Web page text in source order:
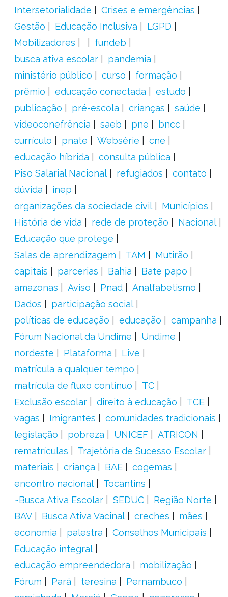
Intersetorialidade
Crises e emergências
Gestão
Educação Inclusiva
LGPD
Mobilizadores
fundeb
busca ativa escolar
pandemia
ministério público
curso
formação
prêmio
educação conectada
estudo
publicação
pré-escola crianças
saúde
videoconefrência
saeb pne
bncc
currículo
pnate Websérie
cne
educação híbrida
consulta pública
Piso Salarial Nacional
refugiados
contato
dúvida
inep
organizações da sociedade civil
Municípios
História de vida
rede de proteção
Nacional
Educação que protege
Salas de aprendizagem
TAM
Mutirão
capitais
parcerias Bahia
Bate papo
amazonas
Aviso Pnad
Analfabetismo
Dados
participação social
políticas de educação
educação
campanha
Fórum Nacional da Undime
Undime
nordeste
Plataforma
Live
matrícula a qualquer tempo
matrícula de fluxo contínuo
TC
Exclusão escolar
direito à educação
TCE
vagas
Imigrantes
comunidades tradicionais
legislação
pobreza UNICEF
ATRICON
rematrículas
Trajetória de Sucesso Escolar
materiais
criança BAE
cogemas
encontro nacional
Tocantins
~Busca Ativa Escolar
SEDUC
Região Norte
BAV
Busca Ativa Vacinal creches
mães
economia
palestra
Conselhos Municipais
Educação integral
educação empreendedora
mobilização
Fórum
Pará teresina
Pernambuco